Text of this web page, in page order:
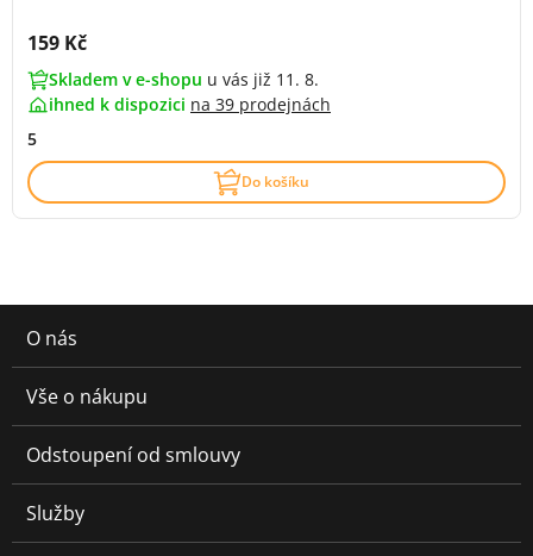
Cena s DPH:
159 Kč
Skladem v e-shopu u vás již 11. 8.
ihned k dispozici na 39 prodejnách
5
Do košíku
O nás
Vše o nákupu
Odstoupení od smlouvy
Služby